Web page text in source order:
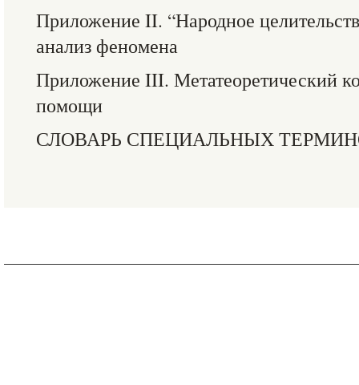
Приложение II. “Народное
анализ феномена
Приложение III. Метатеоретический
помощи
СЛОВАРЬ СПЕЦИАЛЬНЫХ